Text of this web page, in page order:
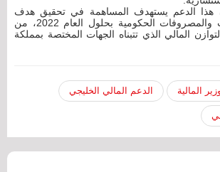
هذا الدعم يستهدف المساهمة في تحقيق هدف
التوازن بين الإيرادات والمصروفات الحكومية بحلول العام 2022، من
المالي الذي تتبناه الجهات المختصة بمملكة
المالية الدعم المالي الخليجي